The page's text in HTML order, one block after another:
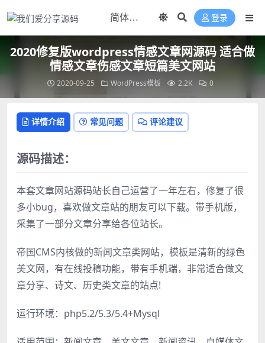
登录
2020修复版wordpress情感文章网源码 适合做
情感文章伤感文章短篇美文网站
2020-09-25 WordPress模板 2.2K 0
详情介绍 常见问题 评论建议
源码描述：
本套文章网站源码站长自己运营了一年左右，修复了很
多小bug，喜欢做文章站的朋友可以下载。带手机版，
采集了一部分文章分享给各位站长。
帝国CMS内核做的新闻文章类网站，模板是清新的绿色
美文网，有在线投稿功能，带有手机端，非常适合做文
章分享、诗文、历史类文章的站点!
运行环境：php5.2/5.3/5.4+Mysql